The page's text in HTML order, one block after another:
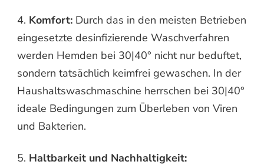
4. Komfort: Durch das in den meisten Betrieben
eingesetzte desinfizierende Waschverfahren
werden Hemden bei 30|40° nicht nur beduftet,
sondern tatsächlich keimfrei gewaschen. In der
Haushaltswaschmaschine herrschen bei 30|40°
ideale Bedingungen zum Überleben von Viren
und Bakterien.
5. Haltbarkeit und Nachhaltigkeit: